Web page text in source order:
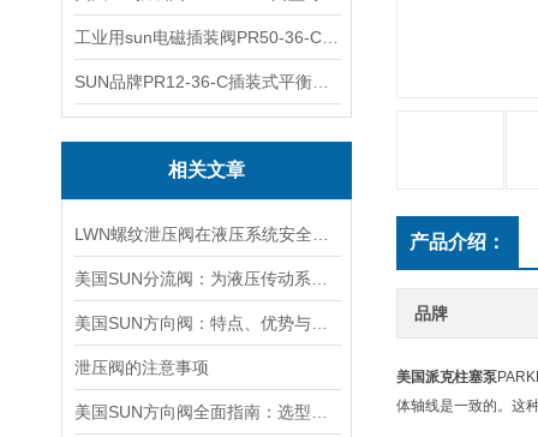
相关文章
泄压阀的注意事项
产品介绍：
品牌
美国派克柱塞泵
体轴线是一致的。这